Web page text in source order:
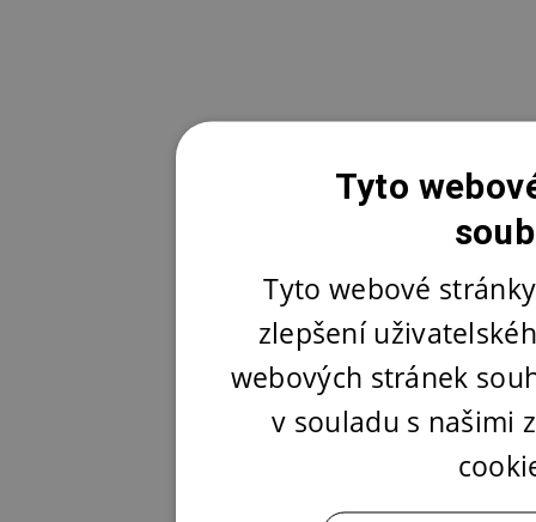
Tyto
Tyto webové
zlepšení
webových stránek
v souladu s našimi